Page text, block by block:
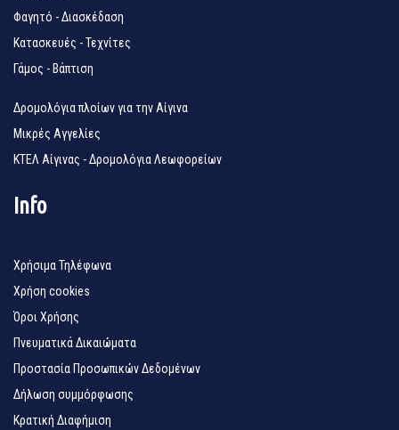
Φαγητό - Διασκέδαση
Κατασκευές - Τεχνίτες
Γάμος - Βάπτιση
Δρομολόγια πλοίων για την Αίγινα
Μικρές Αγγελίες
ΚΤΕΛ Αίγινας - Δρομολόγια Λεωφορείων
Info
Χρήσιμα Τηλέφωνα
Χρήση cookies
Όροι Χρήσης
Πνευματικά Δικαιώματα
Προστασία Προσωπικών Δεδομένων
Δήλωση συμμόρφωσης
Κρατική Διαφήμιση